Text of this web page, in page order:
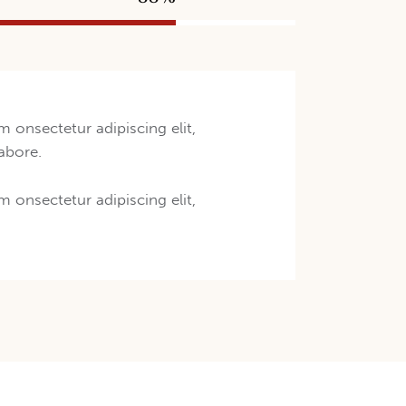
onsectetur adipiscing elit,
onsectetur adipiscing elit,